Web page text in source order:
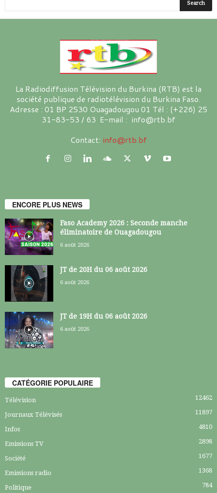
La Radiodiffusion Télévision du Burkina (RTB) est la
société publique de radiotélévision du Burkina Faso.
Adresse : 01 BP 2530 Ouagadougou 01 Tél : (+226) 25
31-83-53 / 63 E-mail : info@rtb.bf
Contact: info@rtb.bf
ENCORE PLUS NEWS
Faso Academy 2026 : Seconde manche
éliminatoire de Ouagadougou
6 août 2026
JT de 20H du 06 août 2026
6 août 2026
JT de 19H du 06 août 2026
6 août 2026
CATÉGORIE POPULAIRE
Télévision 12462
Journaux Télévisés 11897
Infos 4810
Emissions TV 2898
Société 1677
Emissions radio 1368
Politique 784